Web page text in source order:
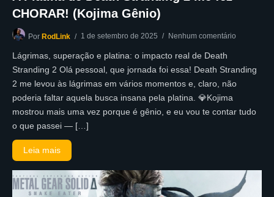
CHORAR! (Kojima Gênio)
Por RodLink 1 de setembro de 2025 Nenhum comentário
Lágrimas, superação e platina: o impacto real de Death
Stranding 2 Olá pessoal, que jornada foi essa! Death Stranding
2 me levou às lágrimas em vários momentos e, claro, não
poderia faltar aquela busca insana pela platina. 💎Kojima
mostrou mais uma vez porque é gênio, e eu vou te contar tudo
o que passei — […]
Leia mais